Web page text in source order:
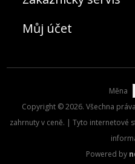
Můj účet
Měna
Copyright © 2026. Všechna
zahrnuty v ceně. | Tyto internetové
Powered by